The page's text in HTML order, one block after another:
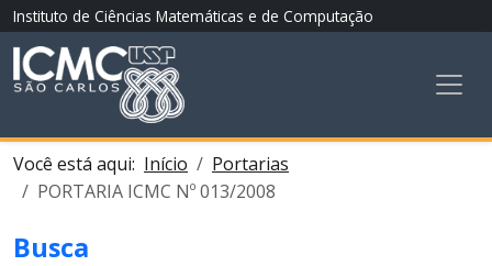
Instituto de Ciências Matemáticas e de Computação
Você está aqui: Início
Portarias
PORTARIA ICMC Nº 013/2008
Busca